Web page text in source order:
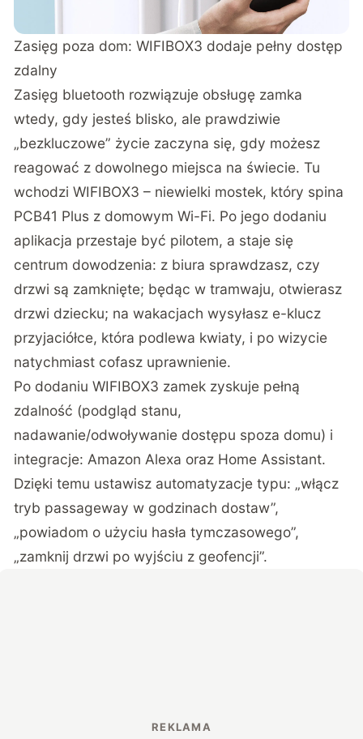
Zasięg poza dom: WIFIBOX3 dodaje pełny dostęp
zdalny
Zasięg bluetooth rozwiązuje obsługę zamka
wtedy, gdy jesteś blisko, ale prawdziwie
„bezkluczowe” życie zaczyna się, gdy możesz
reagować z dowolnego miejsca na świecie. Tu
wchodziWIFIBOX3 – niewielki mostek, który spina
PCB41 Plus z domowym Wi-Fi. Po jego dodaniu
aplikacja przestaje być pilotem, a staje się
centrum dowodzenia: z biura sprawdzasz, czy
drzwi są zamknięte; będąc w tramwaju, otwierasz
drzwi dziecku; na wakacjach wysyłasz e-klucz
przyjaciółce, która podlewa kwiaty, i po wizycie
natychmiast cofasz uprawnienie.
Po dodaniu WIFIBOX3 zamek zyskuje pełną
zdalność (podgląd stanu,
nadawanie/odwoływanie dostępu spoza domu) i
integracje: Amazon Alexa oraz Home Assistant.
Dzięki temu ustawisz automatyzacje typu: „włącz
tryb passageway w godzinach dostaw”,
„powiadom o użyciu hasła tymczasowego”,
„zamknij drzwi po wyjściu z geofencji”.